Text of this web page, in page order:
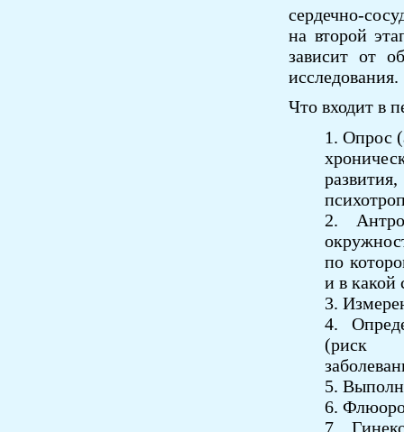
сердечно-
на второй
зависит от
исследования.
Что входит в
1. Опрос
2.
по
и в какой
3.
4.
(риск
5.
6.
7.